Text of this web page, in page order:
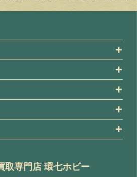
取専門店 環七ホビー